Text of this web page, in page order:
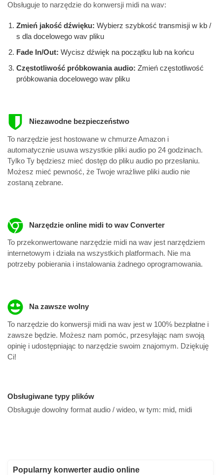
Obsługuje to narzędzie do konwersji midi na wav:
Zmień jakość dźwięku: Wybierz szybkość transmisji w kb /
s dla docelowego wav pliku
Fade In/Out: Wycisz dźwięk na początku lub na końcu
Częstotliwość próbkowania audio: Zmień częstotliwość
próbkowania docelowego wav pliku
Niezawodne bezpieczeństwo
To narzędzie jest hostowane w chmurze Amazon i
automatycznie usuwa wszystkie pliki audio po 24 godzinach.
Tylko Ty będziesz mieć dostęp do pliku audio po przesłaniu.
Możesz mieć pewność, że Twoje wrażliwe pliki audio nie
zostaną zebrane.
Narzędzie online midi to wav Converter
To przekonwertowane narzędzie midi na wav jest narzędziem
internetowym i działa na wszystkich platformach. Nie ma
potrzeby pobierania i instalowania żadnego oprogramowania.
Na zawsze wolny
To narzędzie do konwersji midi na wav jest w 100% bezpłatne i
zawsze będzie. Możesz nam pomóc, przesyłając nam swoją
opinię i udostępniając to narzędzie swoim znajomym. Dziękuję
Ci!
Obsługiwane typy plików
Obsługuje dowolny format audio / wideo, w tym: mid, midi
Popularny konwerter audio online